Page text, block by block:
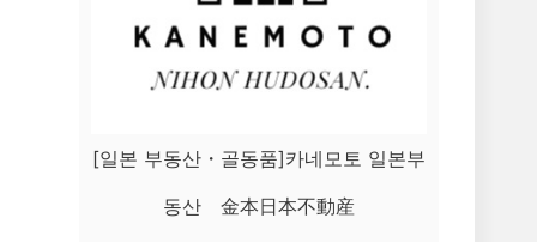
[일본 부동산・골동품]카네모토 일본부
동산 金本日本不動産